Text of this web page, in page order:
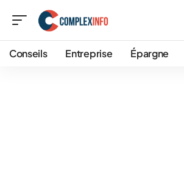
Conseils Entreprise Épargne